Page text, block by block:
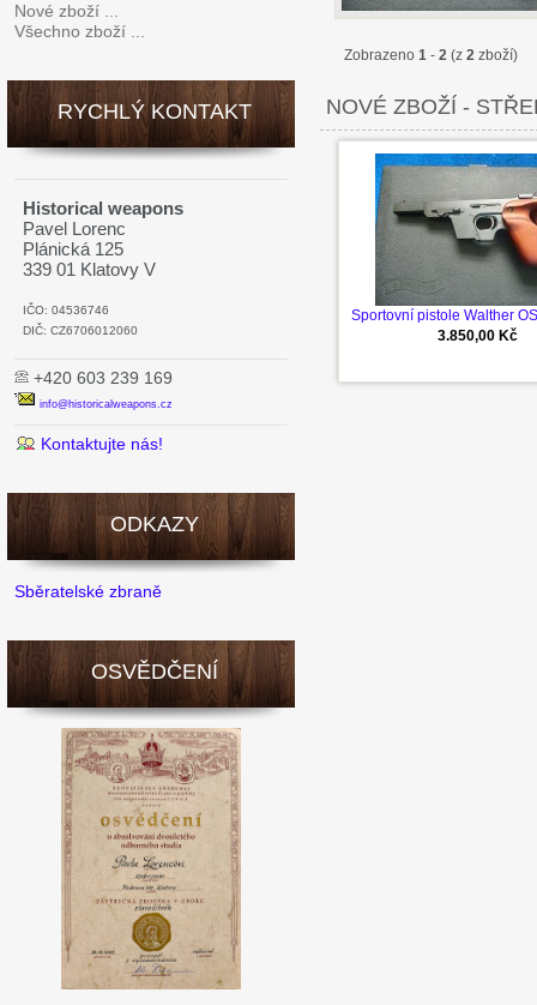
Nové zboží ...
Všechno zboží ...
RYCHLÝ KONTAKT
Historical weapons
Pavel Lorenc
Plánická 125
339 01 Klatovy V
IČO: 04536746
DIČ: CZ6706012060
+420 603 239 169
info@historicalweapons.cz
Kontaktujte nás!
ODKAZY
Sběratelské zbraně
OSVĚDČENÍ
Zobrazeno 1- 2(z 2zboží)
NOVÉ ZBOŽÍ -
Sportovní pistole Walther
3.850,00 Kč